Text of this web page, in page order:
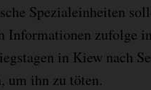
Spezialeinheiten
Informationen zufolge
in Kiew nach
um ihn zu töten.